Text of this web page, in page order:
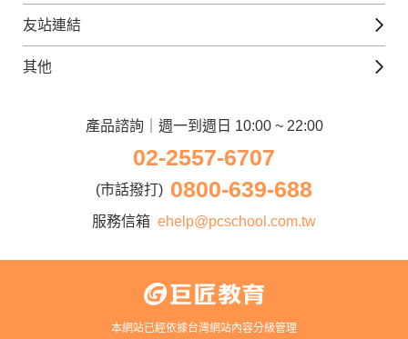
法文課程
兒童日語課程
美日語數位學院
官方Youtube
英語觀光城
日語觀光城
友站連結
iWorld JR
電腦直播教學
巨匠東大日語
其他
Apply to Teach
講師登入
產品諮詢｜週一到週日 10:00 ~ 22:00
02-2557-6707
(市話撥打) 0800-639-688
服務信箱 ehelp@pcschool.com.tw
本網站已經依據台灣網站內容分級管理